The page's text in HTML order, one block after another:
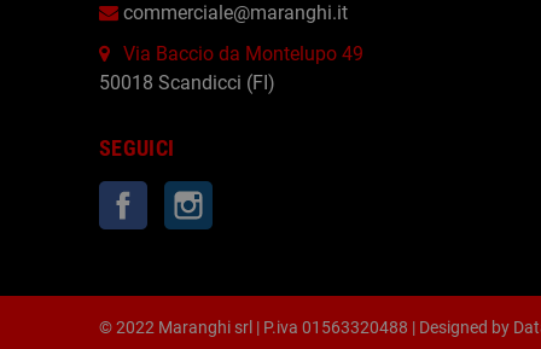
commerciale@maranghi.it
Via Baccio da Montelupo 49
50018 Scandicci (FI)
SEGUICI
Facebook
© 2022 Maranghi srl | P.iva 01563320488 | Designed by